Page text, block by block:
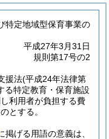
特定地域型保育事業の
平成27年3月31日
規則第17号の2
援法(平成24年法律第
る特定教育・保育施設
利用者が負担する費
とする。
掲げる用語の意義は、